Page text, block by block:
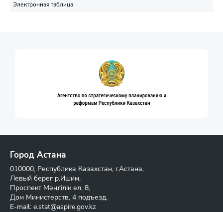
Электронная таблица
Город Астана
010000, Республика Казахстан, г.Астана,
Левый берег р.Ишим,
Проспект Мәңгілік ел, 8,
Дом Министерств, 4 подъезд,
E-mail: e.stat@aspire.gov.kz